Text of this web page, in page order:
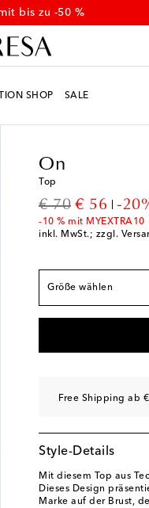
bis zu -50 %
SHOP SALE
On
Top
€ 70
original price
€ 56
discount
-
-10 % mit MYEXTRA10
inkl. MwSt.; zzgl.
Größe wählen
XS / EU 44
M / EU 48 Auf die
L / EU 50 Letzter
XXL / EU 54
Free Shipping ab
Style-Details
Mit diesem Top aus
Dieses Design
Marke auf der Brust,